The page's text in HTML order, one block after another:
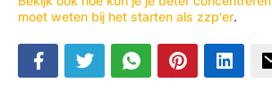
moet weten bij het starten als zzp'er.